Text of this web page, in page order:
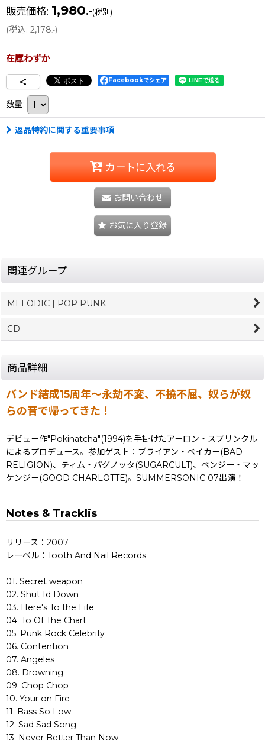
販売価格: 1,980.-(税別)
(税込: 2,178.-)
在庫わずか
Facebookでシェア
数量:
返品特約に関する重要事項
カートに入れる
お問い合わせ
お気に入り登録
関連グループ
MELODIC | POP PUNK
CD
商品詳細
バンド結成15周年〜永劫不変、不撓不屈、奴らが奴
らの音で帰ってきた！
デビュー作"Pokinatcha"(1994)を手掛けたアーロン・スプリンクル
によるプロデュース。参加ゲスト：ブライアン・ベイカー(BAD
RELIGION)、ティム・パグノッタ(SUGARCULT)、ベンジー・マッ
ケンジー(GOOD CHARLOTTE)。SUMMERSONIC 07出演！
Notes & Tracklis
リリース：2007
レーベル：Tooth And Nail Records
01. Secret weapon
02. Shut Id Down
03. Here's To the Life
04. To Of The Chart
05. Punk Rock Celebrity
06. Contention
07. Angeles
08. Drowning
09. Chop Chop
10. Your on Fire
11. Bass So Low
12. Sad Sad Song
13. Never Better Than Now